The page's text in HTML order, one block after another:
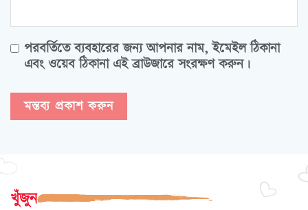
পরবর্তিতে ব্যবহারের জন্য আপনার নাম, ইমেইল ঠিকানা
এবং ওয়েব ঠিকানা এই ব্রাউজারে সংরক্ষণ করুন।
খুঁজুন